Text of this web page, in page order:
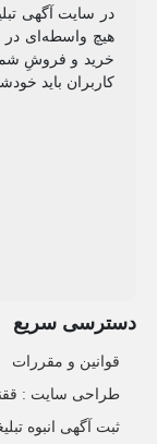
در سایت آگهی
هیچ واسطه‌ای در
خرید و فروشِ شما
کاربران باید
دسترسی سریع
قوانین و مقررات
طراحی سایت :
ثبت آگهی انبوه